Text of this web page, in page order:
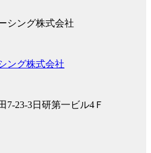
ング株式会社
7-23-3日研第一ビル4Ｆ